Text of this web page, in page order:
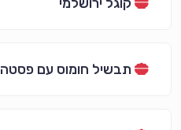
קוגל ירושלמי
תבשיל חומוס עם פסטה